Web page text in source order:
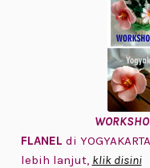
FLANEL di
lebih lanjut, klik disini